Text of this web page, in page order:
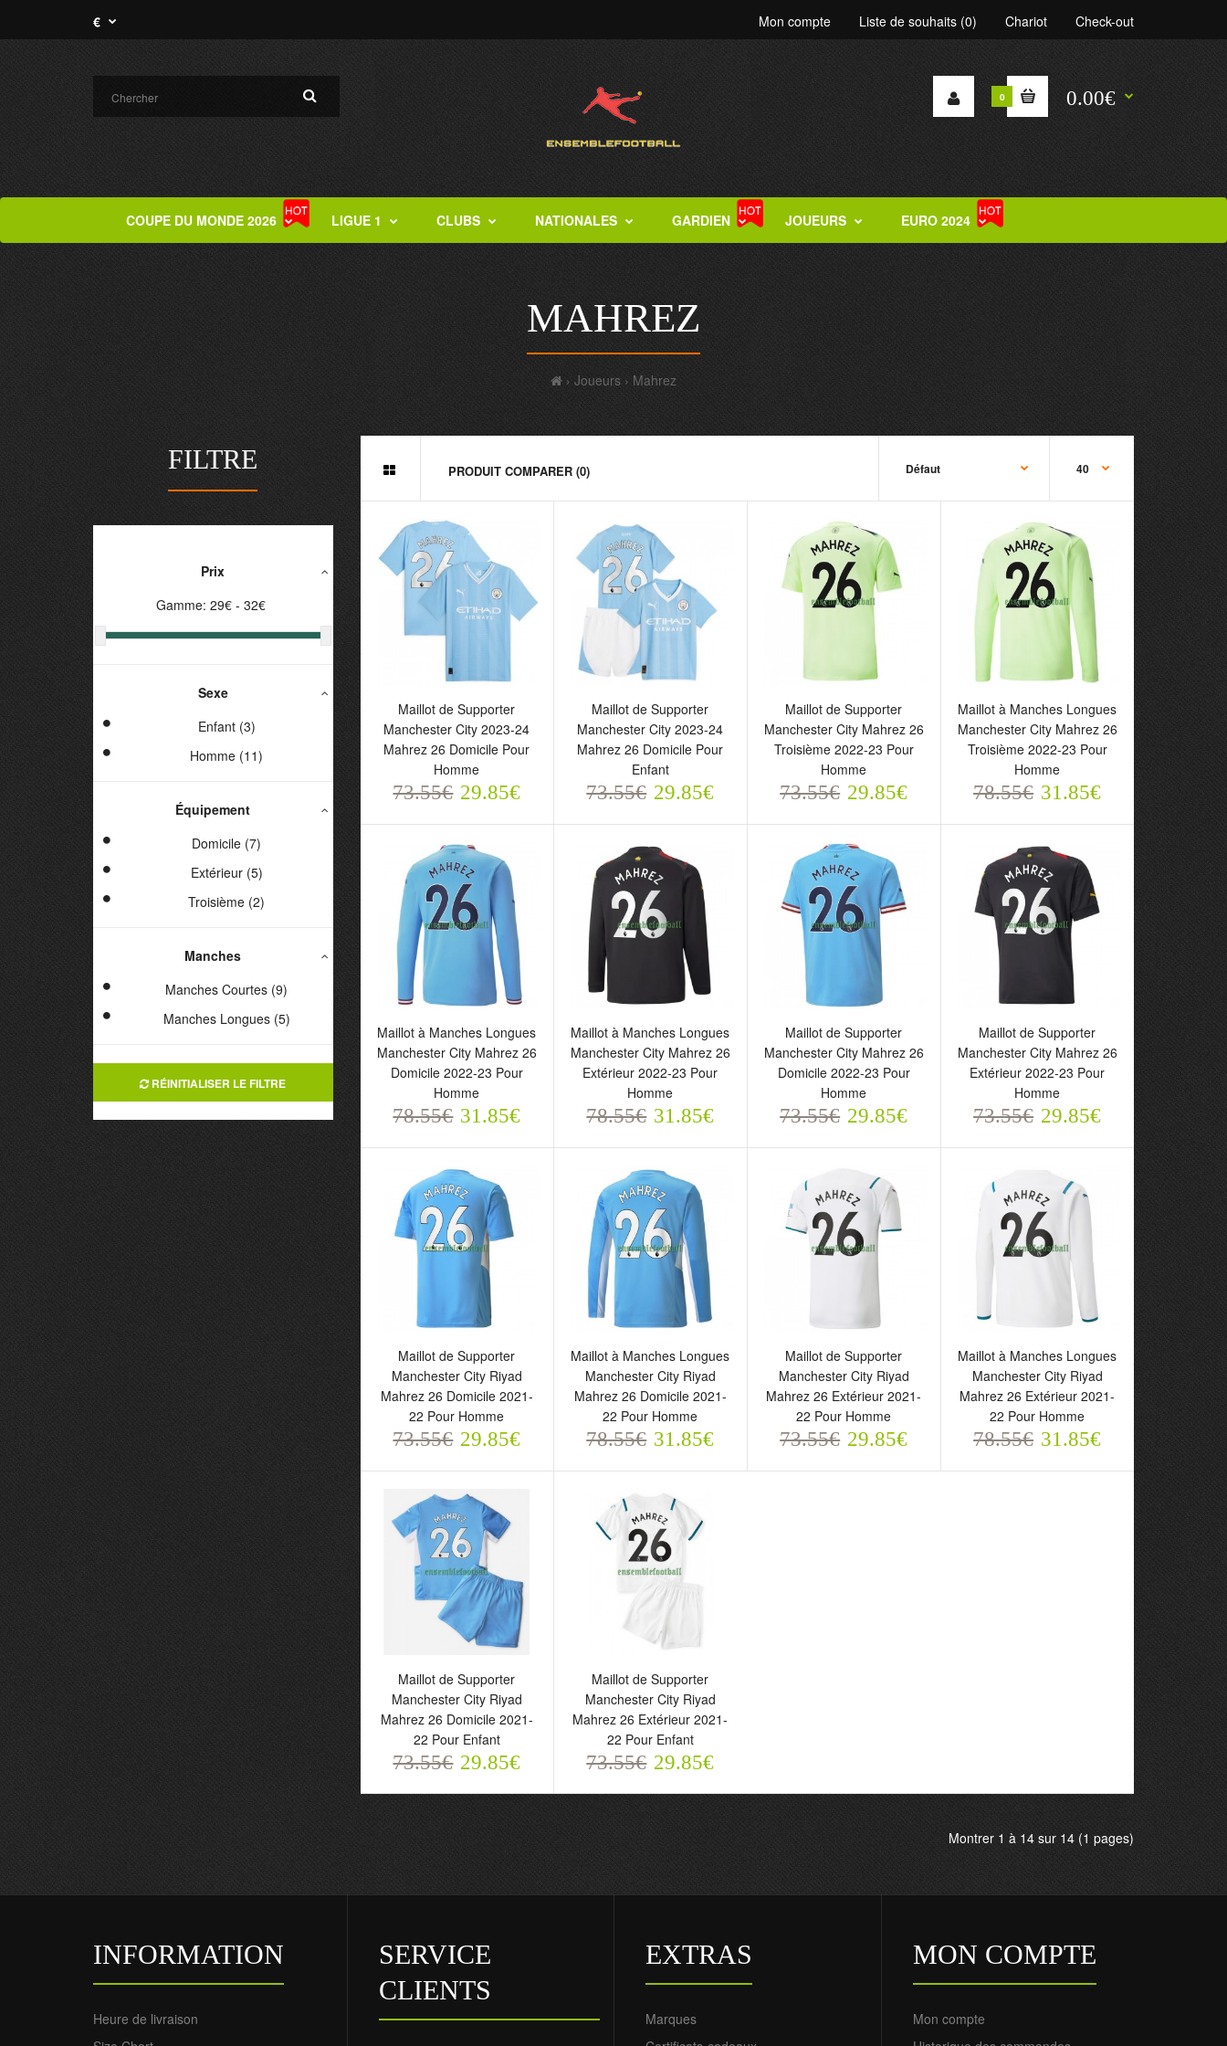
Mon compte Liste de souhaits (0) Chariot Check-out
€
0 0.00€
COUPE DU MONDE 2026 LIGUE 1 CLUBS NATIONALES GARDIEN JOUEURS EURO 2024
MAHREZ
Joueurs Mahrez
FILTRE
Prix
Gamme:29€ -32€
Sexe
Enfant (3)
Homme (11)
Équipement
Domicile (7)
Extérieur (5)
Troisième (2)
Manches
Manches Courtes (9)
Manches Longues (5)
RÉINITIALISER LE FILTRE
PRODUIT COMPARER (0)
Maillot de Supporter
Manchester City 2023-24
Mahrez 26 Domicile Pour
Homme
73.55€ 29.85€
Maillot de Supporter
Manchester City 2023-24
Mahrez 26 Domicile Pour
73.55€ 29.85€
Maillot de Supporter
Manchester City Mahrez 26
Troisième 2022-23 Pour
73.55€ 29.85€
Maillot à Manches Longues
Manchester City Mahrez 26
Troisième 2022-23 Pour
78.55€ 31.85€
Maillot à Manches Longues
Manchester City Mahrez 26
Domicile 2022-23 Pour
Homme
78.55€ 31.85€
Maillot à Manches Longues
Manchester City Mahrez 26
Extérieur 2022-23 Pour
Homme
78.55€ 31.85€
Maillot de Supporter
Manchester City Mahrez 26
Domicile 2022-23 Pour
Homme
73.55€ 29.85€
Maillot de Supporter
Manchester City Mahrez 26
Extérieur 2022-23 Pour
Homme
73.55€
Maillot de Supporter
Manchester City Riyad
Mahrez 26 Domicile 2021-
22 Pour Homme
73.55€ 29.85€
Maillot à Manches Longues
Manchester City Riyad
Mahrez 26 Domicile 2021-
22 Pour Homme
78.55€ 31.85€
Maillot de Supporter
Maillot à Manches Longues
Mahrez 26 Domicile 2021-
73.55€ 29.85€
Mahrez 26 Extérieur 2021-
73.55€ 29.85€
Maillot de Supporter
Manchester City 2023-24
Mahrez 26 Domicile Pour
Homme
73.55€ 29.85€
Maillot de Supporter
Manchester City 2023-24
Mahrez 26 Domicile Pour
Enfant
73.55€ 29.85€
Maillot de Supporter
Manchester City Mahrez 26
Troisième 2022-23 Pour
Homme
73.55€ 29.85€
Maillot à Manches Longues
Manchester City Mahrez 26
Troisième 2022-23 Pour
Homme
78.55€ 31.85€
Maillot à Manches Longues
Manchester City Mahrez 26
Domicile 2022-23 Pour
Homme
78.55€ 31.85€
Maillot à Manches Longues
Manchester City Mahrez 26
Extérieur 2022-23 Pour
Homme
78.55€ 31.85€
Maillot de Supporter
Manchester City Mahrez 26
Domicile 2022-23 Pour
Homme
73.55€ 29.85€
Maillot de Supporter
Manchester City Mahrez 26
Extérieur 2022-23 Pour
Homme
73.55€ 29.85€
Maillot de Supporter
Manchester City Riyad
Mahrez 26 Domicile 2021-
22 Pour Homme
73.55€ 29.85€
Maillot à Manches Longues
Manchester City Riyad
Mahrez 26 Domicile 2021-
22 Pour Homme
78.55€ 31.85€
Maillot de Supporter
Manchester City Riyad
Mahrez 26 Extérieur 2021-
22 Pour Homme
73.55€ 29.85€
Maillot à Manches Longues
Manchester City Riyad
Mahrez 26 Extérieur 2021-
22 Pour Homme
78.55€ 31.85€
Maillot de Supporter
Manchester City Riyad
Mahrez 26 Domicile 2021-
22 Pour Enfant
73.55€ 29.85€
Maillot de Supporter
Manchester City Riyad
Mahrez 26 Extérieur 2021-
22 Pour Enfant
73.55€ 29.85€
Montrer 1 à 14 sur 14 (1 pages)
INFORMATION
Heure de livraison
SERVICE
CLIENTS
EXTRAS
Marques
MON COMPTE
Mon compte